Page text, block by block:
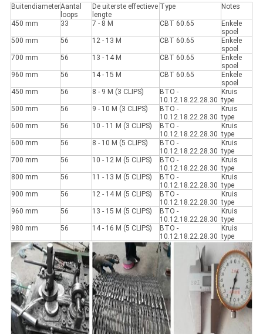
BuitendiameterAantal
loops
De uiterste effectieve
lengte
Type Notes
450 mm 33 7 - 8 M CBT 60.65
Enkele
spoel
500 mm
56 12 - 13 M CBT 60.65
Enkele
spoel
700 mm
56 13 - 14 M CBT 60.65
Enkele
spoel
960 mm
56 14 - 15 M CBT 60.65
Enkele
spoel
450 mm
56 8 - 9 M (3 CLIPS)
BTO -
10.12.18.22.28.30
Kruis
type
500 mm
56 9 - 10 M (3 CLIPS)
BTO -
10.12.18.22.28.30
Kruis
type
600 mm
56 10 - 11 M (3 CLIPS)
BTO -
10.12.18.22.28.30
Kruis
type
600 mm
56 8 - 10 M (5 CLIPS)
BTO -
10.12.18.22.28.30
Kruis
type
700 mm
56 10 - 12 M (5 CLIPS)
BTO -
10.12.18.22.28.30
Kruis
type
800 mm
56 11 - 13 M (5 CLIPS)
BTO -
10.12.18.22.28.30
Kruis
type
900 mm
56 12 - 14 M (5 CLIPS)
BTO -
10.12.18.22.28.30
Kruis
type
960 mm
56 13 - 15 M (5 CLIPS)
BTO -
10.12.18.22.28.30
Kruis
type
980 mm
56 14 - 16 M (5 CLIPS)
BTO -
10.12.18.22.28.30
Kruis
type